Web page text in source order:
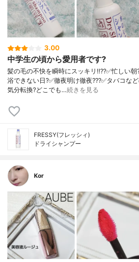
3.00
中学生の頃から愛用者です?
髪の毛の不快を瞬時にスッキリ‼️??✅忙しい朝
浴できない日?✅徹夜明け徹夜???✅タバコな
気分転換?どこでも…続きを見る
FRESSY(フレッシィ)
ドライシャンプー
Kor